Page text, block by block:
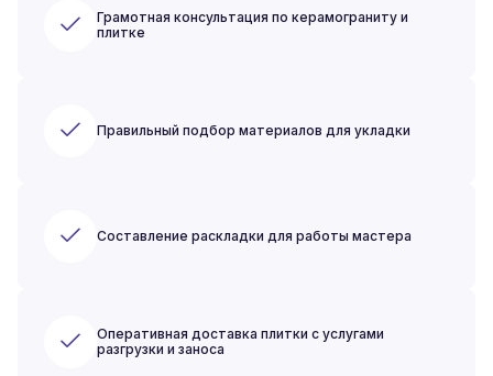
Грамотная консультация по керамограниту и
плитке
Правильный подбор материалов для укладки
Составление раскладки для работы мастера
Оперативная доставка плитки с услугами
разгрузки и заноса